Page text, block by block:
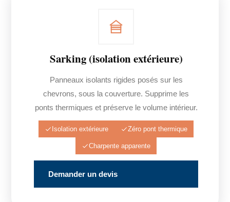
Sarking (isolation extérieure)
Panneaux isolants rigides posés sur les
chevrons, sous la couverture. Supprime les
ponts thermiques et préserve le volume intérieur.
Isolation extérieure Zéro pont thermique
Charpente apparente
Demander un devis